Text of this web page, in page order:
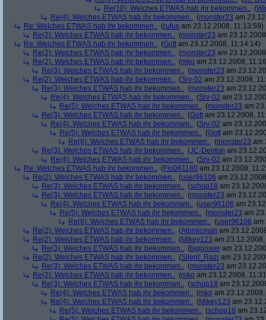
Re(10): Welches ETWAS hab ihr bekommen.. (
Re(4): Welches ETWAS hab ihr bekommen.. (monster23 am
Re: Welches ETWAS hab ihr bekommen.. (rufus am 23.12.2008, 11:13:59)
Re(2): Welches ETWAS hab ihr bekommen.. (monster23 am
Re: Welches ETWAS hab ihr bekommen.. (Gott am 23.12.2008, 11:14:14)
Re(2): Welches ETWAS hab ihr bekommen.. (monster23 am
Re(2): Welches ETWAS hab ihr bekommen.. (mko am 23.12.2008,
Re(3): Welches ETWAS hab ihr bekommen.. (monster23 am
Re(2): Welches ETWAS hab ihr bekommen.. (Srv-02 am 23.12.2008,
Re(3): Welches ETWAS hab ihr bekommen.. (monster23 am
Re(4): Welches ETWAS hab ihr bekommen.. (Srv-02 am
Re(5): Welches ETWAS hab ihr bekommen.. (monster23 am
Re(3): Welches ETWAS hab ihr bekommen.. (Gott am 23.12.2008,
Re(4): Welches ETWAS hab ihr bekommen.. (Srv-02 am
Re(5): Welches ETWAS hab ihr bekommen.. (Gott am
Re(6): Welches ETWAS hab ihr bekommen.. (monster23 am
Re(3): Welches ETWAS hab ihr bekommen.. (JC-Denton am
Re(4): Welches ETWAS hab ihr bekommen.. (Srv-02 am
Re: Welches ETWAS hab ihr bekommen.. (Flo061180 am 23.12.2008,
Re(2): Welches ETWAS hab ihr bekommen.. (user96106 am
Re(3): Welches ETWAS hab ihr bekommen.. (schop18 am
Re(3): Welches ETWAS hab ihr bekommen.. (monster23 am
Re(4): Welches ETWAS hab ihr bekommen.. (user96106 am
Re(5): Welches ETWAS hab ihr bekommen.. (monster23 am
Re(6): Welches ETWAS hab ihr bekommen.. (user96106 am
Re(2): Welches ETWAS hab ihr bekommen.. (Atomicman am
Re(2): Welches ETWAS hab ihr bekommen.. (Mikey123 am
Re(3): Welches ETWAS hab ihr bekommen.. (bigpower am
Re(2): Welches ETWAS hab ihr bekommen.. (Silent_Razr am
Re(3): Welches ETWAS hab ihr bekommen.. (monster23 am
Re(2): Welches ETWAS hab ihr bekommen.. (mko am 23.12.2008,
Re(3): Welches ETWAS hab ihr bekommen.. (schop18 am
Re(4): Welches ETWAS hab ihr bekommen.. (mko am
Re(4): Welches ETWAS hab ihr bekommen.. (Mikey123 am
Re(5): Welches ETWAS hab ihr bekommen.. (schop18 am